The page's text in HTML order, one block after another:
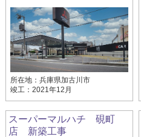
所在地：兵庫県加古川市
竣工：2021年12月
スーパーマルハチ 硯町
店 新築工事